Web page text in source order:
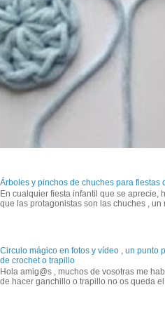
Árboles y pinchos de chuches para fiestas
En cualquier fiesta infantil que se aprecie,
que las protagonistas son las chuches , un
Circulo mágico en fotos y vídeo , un punto
de crochet o trapillo
Hola amig@s , muchos de vosotras me
de hacer ganchillo o trapillo no os queda